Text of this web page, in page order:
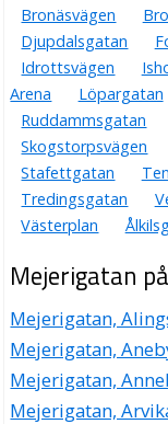
Bronäsvägen
Djupdalsgatan
Idrottsvägen
Arena
Löpargatan
Ruddammsgatan
Skogstorpsvägen
Stafettgatan
Tredingsgatan
Västerplan
Mejerigatan
Mejerigatan,
Mejerigatan,
Mejerigatan,
Mejerigatan,